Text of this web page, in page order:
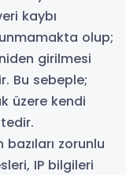
kaybı
olup;
girilmesi
Bu sebeple;
üzere kendi
bazıları zorunlu
IP bilgileri